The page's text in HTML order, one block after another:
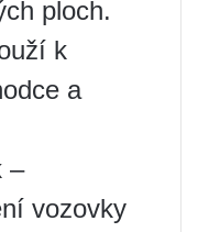
ploch.
k
a
–
vozovky